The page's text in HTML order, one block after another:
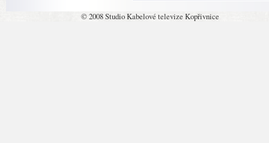
© 2008 Studio Kabelové televize Kopřivnice